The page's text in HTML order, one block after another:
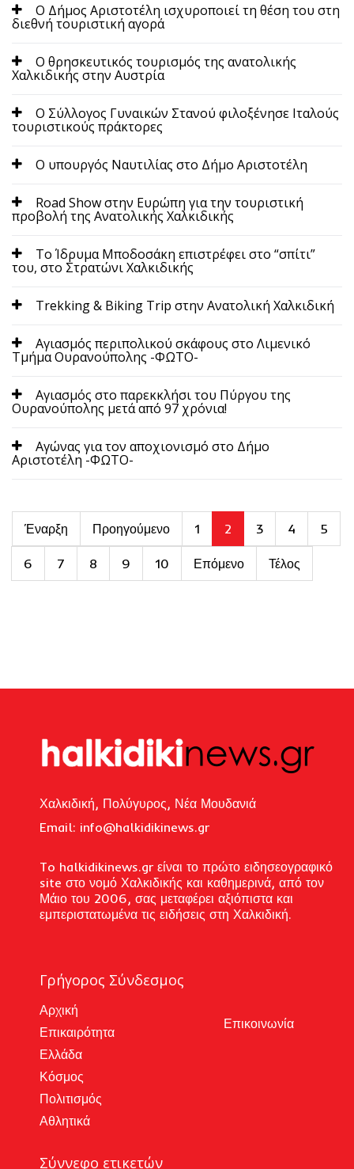
O Δήμος Αριστοτέλη ισχυροποιεί τη θέση του στη
διεθνή τουριστική αγορά
O θρησκευτικός τουρισμός της ανατολικής
Χαλκιδικής στην Αυστρία
O Σύλλογος Γυναικών Στανού φιλοξένησε Ιταλούς
τουριστικούς πράκτορες
O υπουργός Ναυτιλίας στο Δήμο Αριστοτέλη
Road Show στην Ευρώπη για την τουριστική
προβολή της Ανατολικής Χαλκιδικής
To Ίδρυμα Μποδοσάκη επιστρέφει στο “σπίτι”
του, στο Στρατώνι Χαλκιδικής
Trekking & Biking Trip στην Ανατολική Χαλκιδική
Αγιασμός περιπολικού σκάφους στο Λιμενικό
Τμήμα Ουρανούπολης -ΦΩΤΟ-
Αγιασμός στο παρεκκλήσι του Πύργου της
Ουρανούπολης μετά από 97 χρόνια!
Αγώνας για τον αποχιονισμό στο Δήμο
Αριστοτέλη -ΦΩΤΟ-
Έναρξη Προηγούμενο 1 2 3 4 5
6 7 8 9 10 Επόμενο Τέλος
Χαλκιδική, Πολύγυρος, Νέα Μουδανιά
Email: info@halkidikinews.gr
To halkidikinews.gr είναι το πρώτο ειδησεογραφικό
site στο νομό Χαλκιδικής και καθημερινά, από τον
Μάιο του 2006, σας μεταφέρει αξιόπιστα και
εμπεριστατωμένα τις ειδήσεις στη Χαλκιδική.
Γρήγορος Σύνδεσμος
Αρχική
Επικαιρότητα
Ελλάδα
Κόσμος
Πολιτισμός
Αθλητικά
Επικοινωνία
Σύννεφο ετικετών